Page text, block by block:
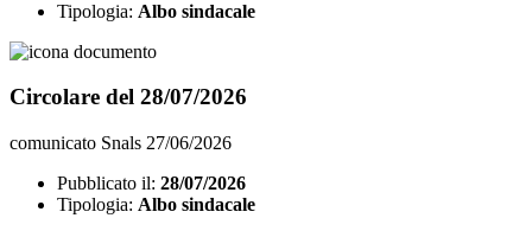
Tipologia: Albo sindacale
Circolare del 28/07/2026
comunicato Snals 27/06/2026
Pubblicato il: 28/07/2026
Tipologia: Albo sindacale